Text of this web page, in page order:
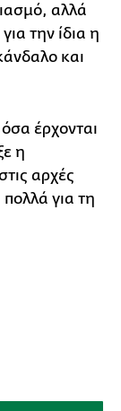
αλλά
την ίδια η
και
έρχονται
η
αρχές
για τη